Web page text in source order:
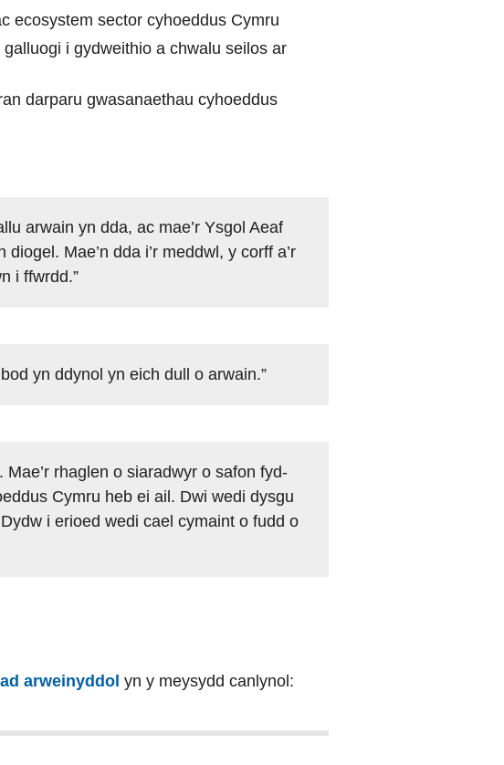
ecosystem sector cyhoeddus Cymru
i gydweithio a chwalu seilos ar
darparu gwasanaethau cyhoeddus
arwain yn dda, ac mae’r Ysgol Aeaf
Mae’n dda i’r meddwl, y corff a’r
i ffwrdd.”
yn ddynol yn eich dull o arwain.”
rhaglen o siaradwyr o safon fyd-
Cymru heb ei ail. Dwi wedi dysgu
i erioed wedi cael cymaint o fudd o
arweinyddol yn y meysydd canlynol: